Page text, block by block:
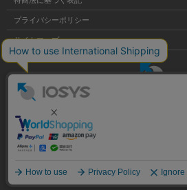
プライバシーポリシー
サイトマップ
Copyright © 株式会社イオシス All